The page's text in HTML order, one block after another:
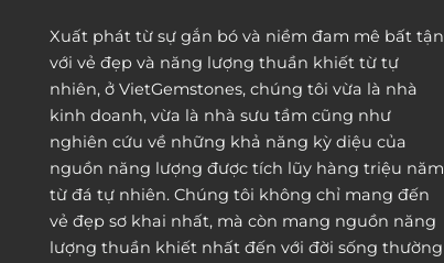
Xuất phát từ sự gắn bó và niềm đam mê bất tận
với vẻ đẹp và năng lượng thuần khiết từ tự
nhiên, ở VietGemstones, chúng tôi vừa là nhà
kinh doanh, vừa là nhà sưu tầm cũng như
nghiên cứu về những khả năng kỳ diệu của
nguồn năng lượng được tích lũy hàng triệu năm
từ đá tự nhiên. Chúng tôi không chỉ mang đến
vẻ đẹp sơ khai nhất, mà còn mang nguồn năng
lượng thuần khiết nhất đến với đời sống thường